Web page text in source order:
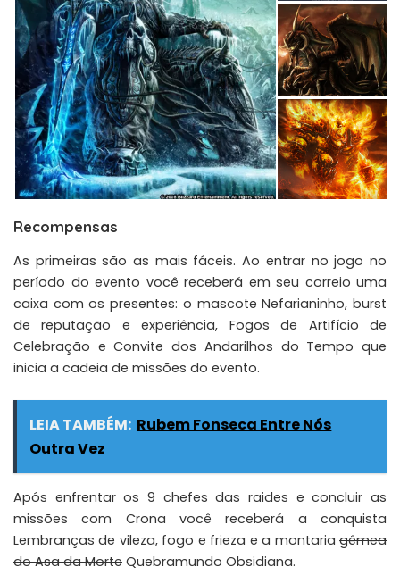
Recompensas
As primeiras são as mais fáceis. Ao entrar no jogo no
período do evento você receberá em seu correio uma
caixa com os presentes: o mascoteNefarianinho,burst
de reputação e experiência, Fogos de Artifício de
Celebração eConvite dos Andarilhos do Tempo que
inicia a cadeia de missões do evento.
LEIA TAMBÉM: Rubem Fonseca Entre Nós
Outra Vez
Após enfrentar os 9 chefes das raides e concluir as
missões com Crona você receberá a conquista
Lembranças de vileza, fogo e frieza e a montariagêmea
do Asa da Morte Quebramundo Obsidiana.